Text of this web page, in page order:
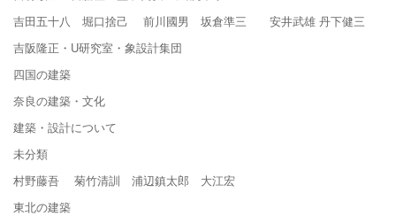
吉田五十八 堀口捨己 前川國男 坂倉準三 安井武雄 丹下健三
吉阪隆正・U研究室・象設計集団
四国の建築
奈良の建築・文化
建築・設計について
未分類
村野藤吾 菊竹清訓 浦辺鎮太郎 大江宏
東北の建築